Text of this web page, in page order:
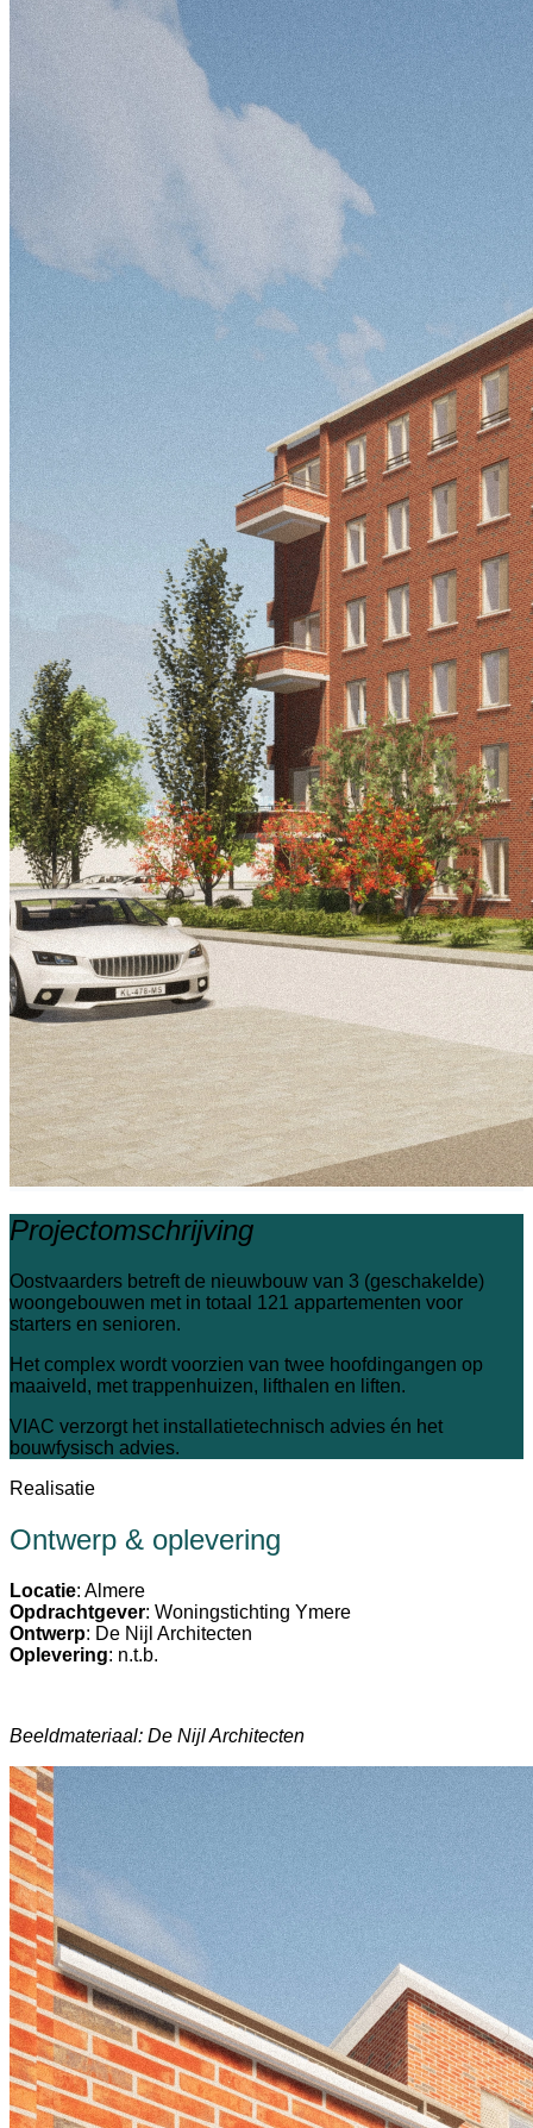
Projectomschrijving
Oostvaarders betreft de nieuwbouw van 3 (geschakelde)
woongebouwen met in totaal 121 appartementen voor
starters en senioren.
Het complex wordt voorzien van twee hoofdingangen op
maaiveld, met trappenhuizen, lifthalen en liften.
VIAC verzorgt het installatietechnisch advies én het
bouwfysisch advies.
Realisatie
Ontwerp & oplevering
Locatie: Almere
Opdrachtgever: Woningstichting Ymere
Ontwerp: De Nijl Architecten
Oplevering: n.t.b.
Beeldmateriaal: De Nijl Architecten